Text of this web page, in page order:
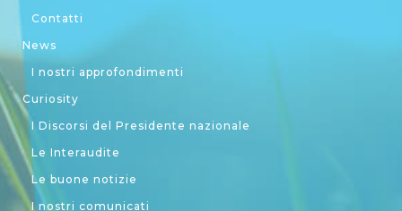
Contatti
News
I nostri approfondimenti
Curiosity
I Discorsi del Presidente nazionale
Le Interaudite
Le buone notizie
I nostri comunicati